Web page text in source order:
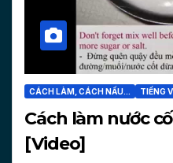
CÁCH LÀM, CÁCH NẤU... TIẾNG
Cách làm nước
[Video]